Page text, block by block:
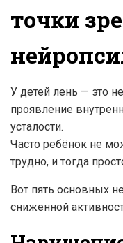
точки
У детей лень — это не
проявление
усталости.
Часто ребёнок не
трудно, и тогда
Вот пять основных
сниженной